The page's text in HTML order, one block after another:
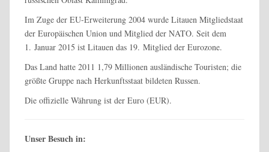
Im Zuge der EU-Erweiterung 2004 wurde Litauen Mitgliedstaat
der Europäischen Union und Mitglied der NATO. Seit dem
1. Januar 2015 ist Litauen das 19. Mitglied der Eurozone.
Das Land hatte 2011 1,79 Millionen ausländische Touristen; die
größte Gruppe nach Herkunftsstaat bildeten Russen.
Die offizielle Währung ist der Euro (EUR).
Unser Besuch in: